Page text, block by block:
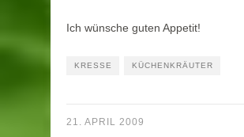
Ich wünsche guten Appetit!
KRESSE KÜCHENKRÄUTER
21. APRIL 2009